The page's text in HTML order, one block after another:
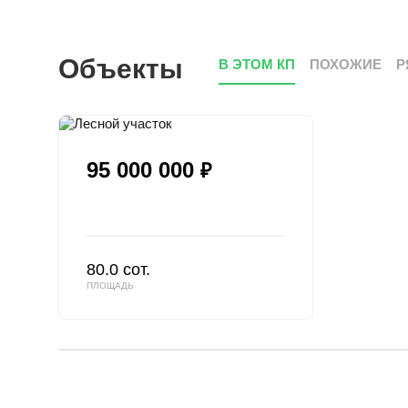
Объекты В ЭТОМ КП ПОХОЖИЕ
95 000 000 ₽
80.0 сот.
ПЛОЩАДЬ